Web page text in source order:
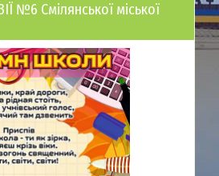
№6 Смілянської міської